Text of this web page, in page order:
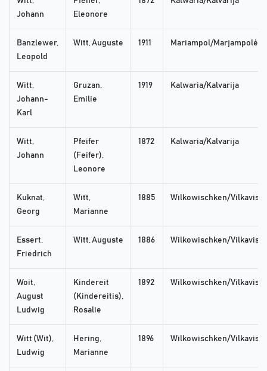
Johann
Eleonore
Banzlewer,
Leopold
Witt, Auguste 1911 Mariampol/Marjampolė
Witt,
Johann-
Karl
Gruzan,
Emilie
1919 Kalwaria/Kalvarija
Witt,
Johann
Pfeifer
(Feifer),
Leonore
1872 Kalwaria/Kalvarija
Kuknat,
Georg
Witt,
Marianne
1885 Wilkowischken/
Essert,
Friedrich
Witt, Auguste 1886 Wilkowischken/
Woit,
August
Ludwig
Kindereit
(Kindereitis),
Rosalie
1892 Wilkowischken/
Witt (Wit),
Ludwig
Hering,
Marianne
1896 Wilkowischken/